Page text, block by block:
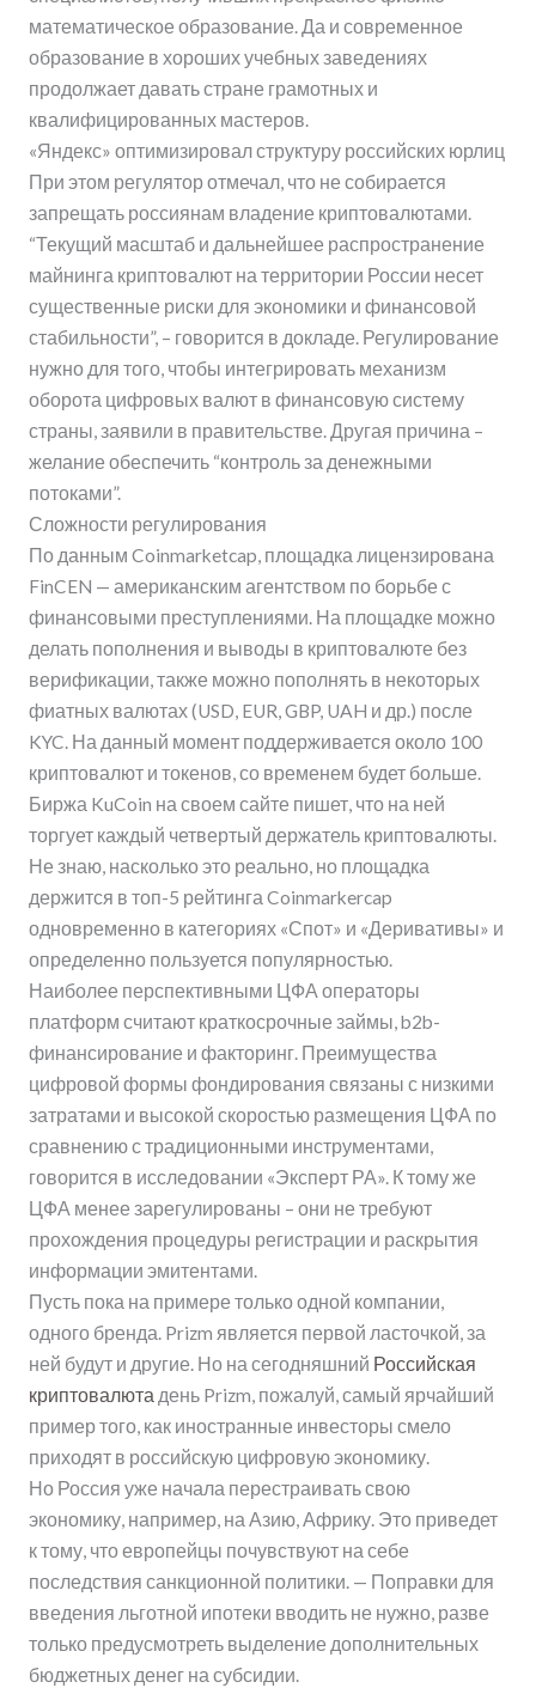
математическое образование. Да и современное
образование в хороших учебных заведениях
продолжает давать стране грамотных и
квалифицированных мастеров.
«Яндекс» оптимизировал структуру российских юрлиц
При этом регулятор отмечал, что не собирается
запрещать россиянам владение криптовалютами.
“Текущий масштаб и дальнейшее распространение
майнинга криптовалют на территории России несет
существенные риски для экономики и финансовой
стабильности”, – говорится в докладе. Регулирование
нужно для того, чтобы интегрировать механизм
оборота цифровых валют в финансовую систему
страны, заявили в правительстве. Другая причина –
желание обеспечить “контроль за денежными
потоками”.
Сложности регулирования
По данным Coinmarketcap, площадка лицензирована
FinCEN — американским агентством по борьбе с
финансовыми преступлениями. На площадке можно
делать пополнения и выводы в криптовалюте без
верификации, также можно пополнять в некоторых
фиатных валютах (USD, EUR, GBP, UAH и др.) после
KYC. На данный момент поддерживается около 100
криптовалют и токенов, со временем будет больше.
Биржа KuCoin на своем сайте пишет, что на ней
торгует каждый четвертый держатель криптовалюты.
Не знаю, насколько это реально, но площадка
держится в топ-5 рейтинга Coinmarkercap
одновременно в категориях «Спот» и «Деривативы» и
определенно пользуется популярностью.
Наиболее перспективными ЦФА операторы
платформ считают краткосрочные займы, b2b-
финансирование и факторинг. Преимущества
цифровой формы фондирования связаны с низкими
затратами и высокой скоростью размещения ЦФА по
сравнению с традиционными инструментами,
говорится в исследовании «Эксперт РА». К тому же
ЦФА менее зарегулированы – они не требуют
прохождения процедуры регистрации и раскрытия
информации эмитентами.
Пусть пока на примере только одной компании,
одного бренда. Prizm является первой ласточкой, за
ней будут и другие. Но на сегодняшний Российская
криптовалюта день Prizm, пожалуй, самый ярчайший
пример того, как иностранные инвесторы смело
приходят в российскую цифровую экономику.
Но Россия уже начала перестраивать свою
экономику, например, на Азию, Африку. Это приведет
к тому, что европейцы почувствуют на себе
последствия санкционной политики. — Поправки для
введения льготной ипотеки вводить не нужно, разве
только предусмотреть выделение дополнительных
бюджетных денег на субсидии.